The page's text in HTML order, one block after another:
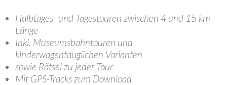
Halbtages- und Tagestouren zwischen 4 und 15 km
Länge
Inkl. Museumsbahntouren und
kinderwagentauglichen Varianten
sowie Rätsel zu jeder Tour
Mit GPS-Tracks zum Download